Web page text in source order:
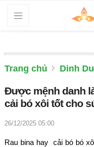
Trang chủ Dinh
Được mệnh danh
cải bó xôi tốt cho
26/12/2025 05:00
Rau bina hay cải bó bó